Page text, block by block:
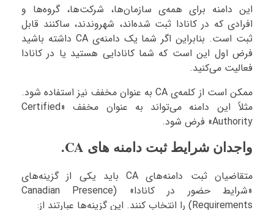
این دامنه برای همه‌ی سازمان‌ها، شرکت‌ها، گروه‌ها و
افرادی که در کانادا ثبت شده‌اند، شهروندند، ساکنند قابل
ثبت است. بنابراین اگر شما یک دامنه‌ی CA داشته باشید
فرض اول این است که شما کانادایی هستید یا در کانادا
فعالیت می‌کنید.
ممکن است از کلمه‌ی CA به عنوان مخفف نیز استفاده شود.
مثلاً این دامنه می‌تواند به عنوان مخفف «Certified
Authority» فرض شود.
واجدان شرایط ثبت دامنه های CA.
متقاضیان ثبت دامنه‌های CA باید یکی از گزینه‌های
«شرایط حضور در کانادا» (Canadian Presence
Requirements) را انتخاب کنند. این گزینه‌ها عبارتند از: